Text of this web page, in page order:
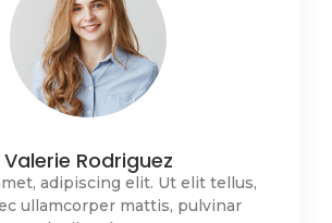
Valerie Rodriguez
adipiscing elit. Ut elit tellus,
ullamcorper mattis, pulvinar